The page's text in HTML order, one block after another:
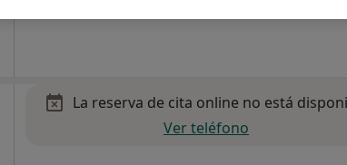
La reserva de cita online no está
Ver teléfono